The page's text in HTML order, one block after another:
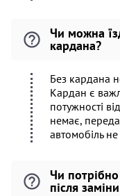
Чи можна
кардана?
Без кардана
Кардан є
потужності
немає,
автомобіль
Чи
після